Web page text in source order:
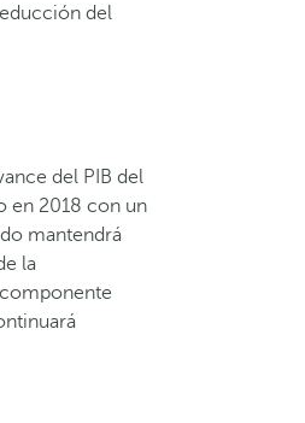
del
del PIB del
en 2018 con un
mantendrá
la